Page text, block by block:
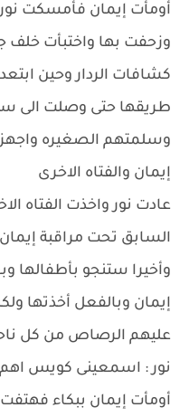
أومأت إيمان فأمسكت نور
وزحفت بها واختبأت خلف
كشافات الردار وحين
طريقها حتى وصلت الى
وسلمتهم الصغيره
إيمان والفتاه الاخرى
عادت نور واخذت الفتاه
السابق تحت مراقبة
وأخيرا ستنجو بأطفالها
إيمان وبالفعل أخذتها
عليهم الرصاص من كل
نور : اسمعينى كويس
أومأت إيمان ببكاء